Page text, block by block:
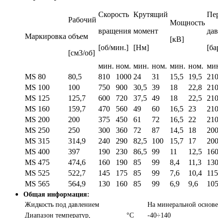
Маркировка
Рабочий
объем
[см3/об]
Скорость
вращения
[об/мин.]
Крутящий
момент
[Нм]
Мощность
[кВ]
мин. ном. мин. ном. мин. ном.
МS 80
80,5 810 1000 24 31 15,5 19,5
210
МS 100
100 750 900 30,5 39 18 22,8
210
МS 125
125,7 600 720 37,5 49 18 22,5
210
МS 160
159,7 470 560 49 60 16,5 23
210
МS 200
200 375 450 61 72 16,5 22
210
МS 250
250 300 360 72 87 14,5 18
200
МS 315
314,9 240 290 82,5 100 15,7 17
200
МS 400
397 190 230 86,5 99 11 12,5
160
МS 475
474,6 160 190 85 99 8,4 11,3
130
МS 525
522,7 145 175 85 99 7,6 10,4
115
МS 565
564,9 130 160 85 99 6,9 9,6 105
Общая информация:
Жидкость под давлением
На минеральной
Диапазон температур,
°C -40÷140